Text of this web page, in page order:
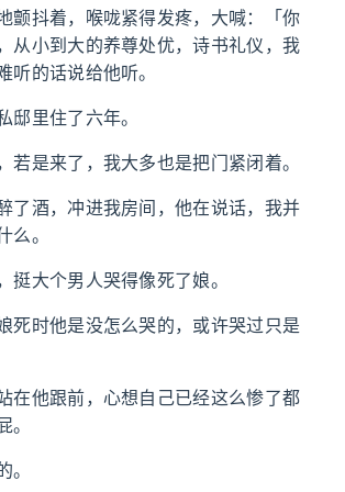
颤抖着，喉咙紧得发疼，大喊：「你
从小到大的养尊处优，诗书礼仪，我
听的话说给他听。
邸里住了六年。
若是来了，我大多也是把门紧闭着。
了酒，冲进我房间，他在说话，我并
么。
挺大个男人哭得像死了娘。
死时他是没怎么哭的，或许哭过只是
在他跟前，心想自己已经这么惨了都
。
。